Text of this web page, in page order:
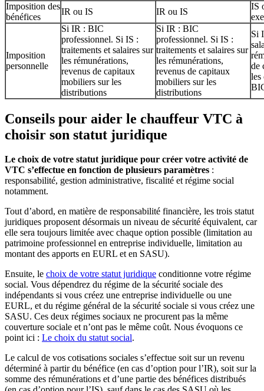
Imposition des
bénéfices
IR ou IS IR ou IS
IS
Imposition
personnelle
Si IR : BIC
professionnel. Si IS :
traitements et salaires sur
les rémunérations,
revenus de capitaux
mobiliers sur les
distributions
Si IR : BIC
professionnel. Si IS :
traitements et salaires sur
les rémunérations,
revenus de capitaux
mobiliers sur les
distributions
Si
de
les
Conseils pour aider le chauffeur VTC à
choisir son statut juridique
Le choix de votre statut juridique pour créer votre activité de
VTC s’effectue en fonction de plusieurs paramètres :
responsabilité, gestion administrative, fiscalité et régime social
notamment.
Tout d’abord, en matière de responsabilité financière, les trois statut
juridiques proposent désormais un niveau de sécurité équivalent, car
elle sera toujours limitée avec chaque option possible (limitation au
patrimoine professionnel en entreprise individuelle, limitation au
montant des apports en EURL et en SASU).
Ensuite, le choix de votre statut juridique conditionne votre régime
social. Vous dépendrez du régime de la sécurité sociale des
indépendants si vous créez une entreprise individuelle ou une
EURL, et du régime général de la sécurité sociale si vous créez une
SASU. Ces deux régimes sociaux ne procurent pas la même
couverture sociale et n’ont pas le même coût. Nous évoquons ce
point ici : Le choix du statut social.
Le calcul de vos cotisations sociales s’effectue soit sur un revenu
déterminé à partir du bénéfice (en cas d’option pour l’IR), soit sur la
somme des rémunérations et d’une partie des bénéfices distribués